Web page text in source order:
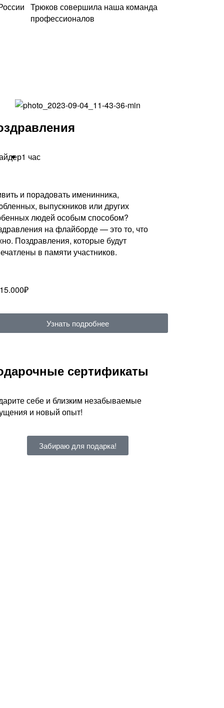
Трюков совершила наша команда
профессионалов
1 час
и порадовать именинника,
выпускников или других
людей особым способом?
на флайборде — это то, что
Поздравления, которые будут
в памяти участников.
Узнать подробнее
сертификаты
себе и близким незабываемые
и новый опыт!
Забираю для подарка!